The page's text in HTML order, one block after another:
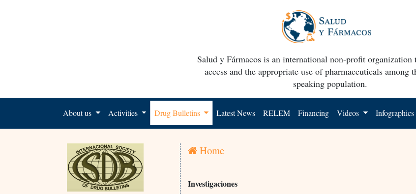
Salud y Fármacos is an international non-profit organization
access and the appropriate use of pharmaceuticals among
speaking population.
About us Activities Drug Bulletins Latest News RELEM Financing Videos Infographics
Home
Investigaciones